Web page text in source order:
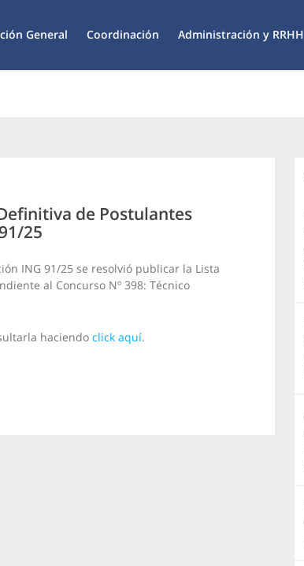
General Coordinación Administración y RRHH
de Postulantes
25
ING 91/25 se resolvió publicar la Lista
al Concurso Nº 398: Técnico
haciendo click aquí.